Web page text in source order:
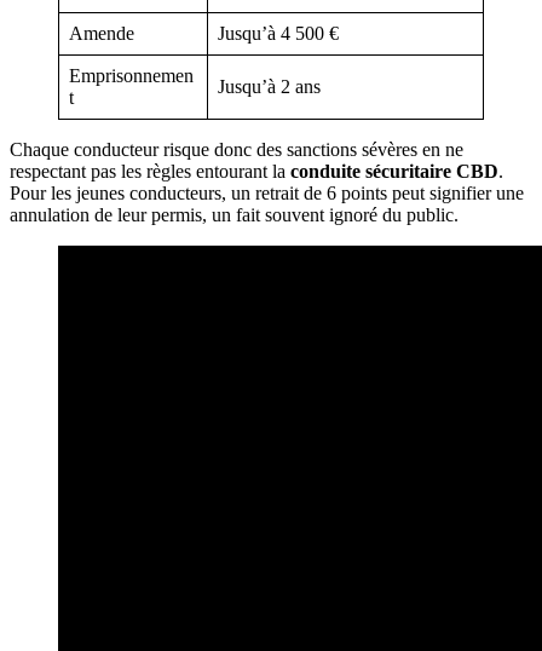
Amende Jusqu’à 4 500 €
Emprisonnemen
t
Jusqu’à 2 ans
Chaque conducteur risque donc des sanctions sévères en ne
respectant pas les règles entourant la conduite sécuritaire CBD.
Pour les jeunes conducteurs, un retrait de 6 points peut signifier une
annulation de leur permis, un fait souvent ignoré du public.